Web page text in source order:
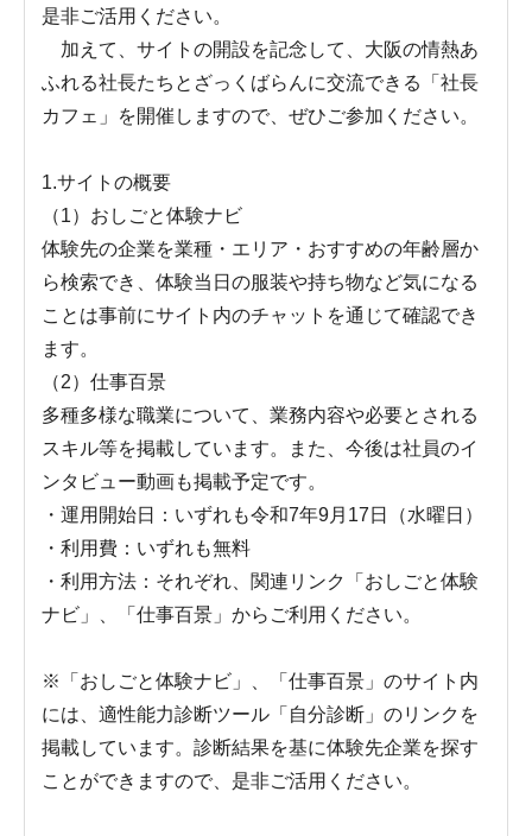
是非ご活用ください。
加えて、サイトの開設を記念して、大阪の情熱あ
ふれる社長たちとざっくばらんに交流できる「社長
カフェ」を開催しますので、ぜひご参加ください。
1.サイトの概要
（1）おしごと体験ナビ
体験先の企業を業種・エリア・おすすめの年齢層か
ら検索でき、体験当日の服装や持ち物など気になる
ことは事前にサイト内のチャットを通じて確認でき
ます。
（2）仕事百景
多種多様な職業について、業務内容や必要とされる
スキル等を掲載しています。また、今後は社員のイ
ンタビュー動画も掲載予定です。
・運用開始日：いずれも令和7年9月17日（水曜日）
・利用費：いずれも無料
・利用方法：それぞれ、関連リンク「おしごと体験
ナビ」、「仕事百景」からご利用ください。
※「おしごと体験ナビ」、「仕事百景」のサイト内
には、適性能力診断ツール「自分診断」のリンクを
掲載しています。診断結果を基に体験先企業を探す
ことができますので、是非ご活用ください。